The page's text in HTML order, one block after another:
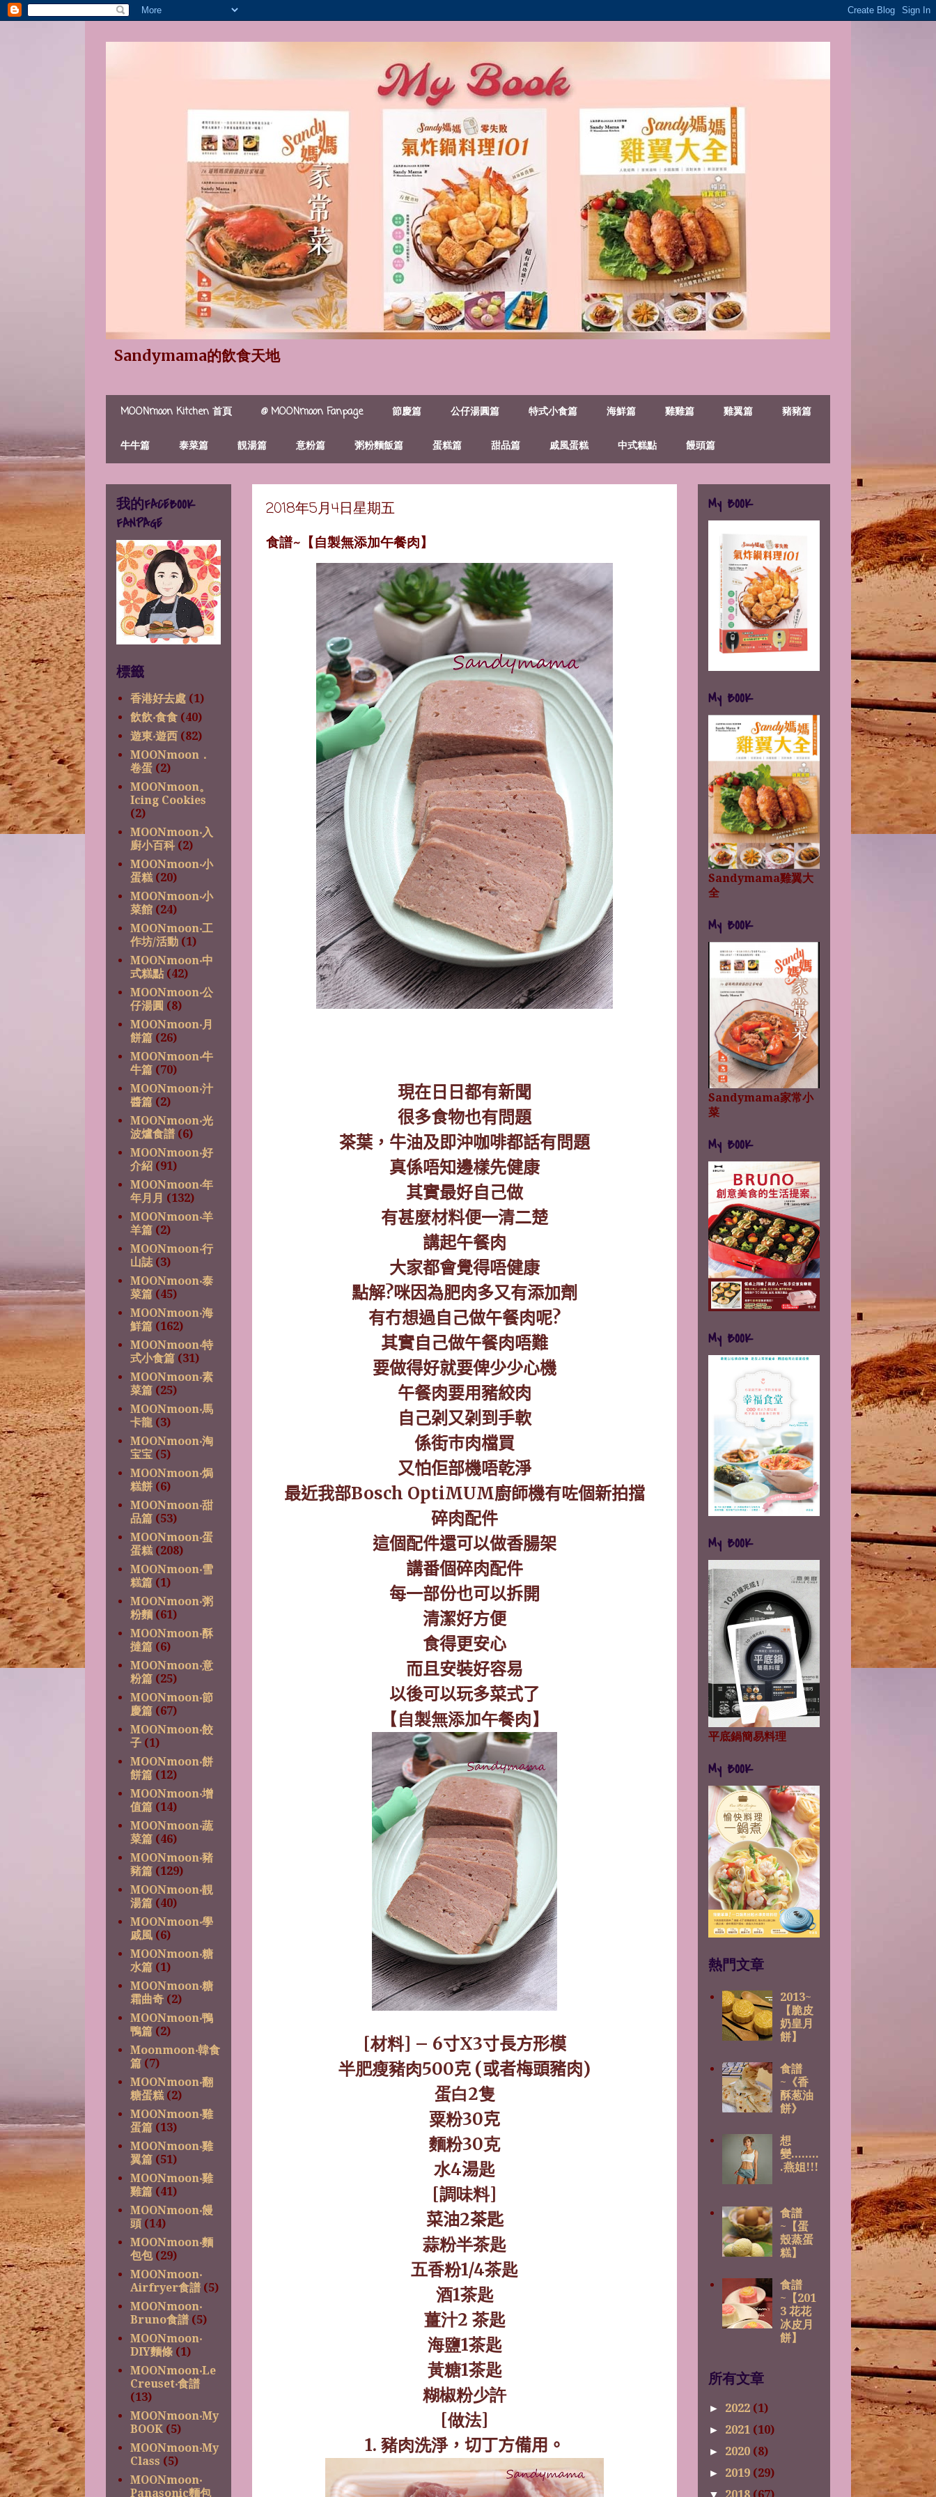
Sandymama的飲食天地
MOONmoon Kitchen 首頁 @ MOONmoon Fanpage 節慶篇 公仔湯圓篇 特式小食篇 海鮮篇 雞雞篇 雞翼篇 豬豬篇
牛牛篇 泰菜篇 靚湯篇 意粉篇 粥粉麵飯篇 蛋糕篇 甜品篇 戚風蛋糕 中式糕點 饅頭篇
2018年5月4日星期五
食譜~【自製無添加午餐肉】
現在日日都有新聞
很多食物也有問題
茶葉，牛油及即沖咖啡都話有問題
真係唔知邊樣先健康
其實最好自己做
有甚麼材料便一清二楚
講起午餐肉
大家都會覺得唔健康
點解?咪因為肥肉多又有添加劑
有冇想過自己做午餐肉呢?
其實自己做午餐肉唔難
要做得好就要俾少少心機
午餐肉要用豬絞肉
自己刴又刴到手軟
係街巿肉檔買
又怕佢部機唔乾淨
最近我部Bosch OptiMUM廚師機有咗個新拍擋
碎肉配件
這個配件還可以做香腸架
講番個碎肉配件
每一部份也可以拆開
清潔好方便
食得更安心
而且安裝好容易
以後可以玩多菜式了
【自製無添加午餐肉】
[材料] – 6寸X3寸長方形模
半肥瘦豬肉500克 (或者梅頭豬肉)
蛋白2隻
粟粉30克
麵粉30克
水4湯匙
[調味料]
菜油2茶匙
蒜粉半茶匙
五香粉1/4茶匙
酒1茶匙
薑汁2 茶匙
海鹽1茶匙
黃糖1茶匙
糊椒粉少許
[做法]
1. 豬肉洗淨，切丁方備用。
我的FACEBOOK
FANPAGE
標籤
香港好去處 (1)
飲飲‧食食 (40)
遊東‧遊西 (82)
MOONmoon．
卷蛋 (2)
MOONmoon。
Icing Cookies
(2)
MOONmoon‧入
廚小百科 (2)
MOONmoon‧小
蛋糕 (20)
MOONmoon‧小
菜館 (24)
MOONmoon‧工
作坊/活動 (1)
MOONmoon‧中
式糕點 (42)
MOONmoon‧公
仔湯圓 (8)
MOONmoon‧月
餅篇 (26)
MOONmoon‧牛
牛篇 (70)
MOONmoon‧汁
醬篇 (2)
MOONmoon‧光
波爐食譜 (6)
MOONmoon‧好
介紹 (91)
MOONmoon‧年
年月月 (132)
MOONmoon‧羊
羊篇 (2)
MOONmoon‧行
山誌 (3)
MOONmoon‧泰
菜篇 (45)
MOONmoon‧海
鮮篇 (162)
MOONmoon‧特
式小食篇 (31)
MOONmoon‧素
菜篇 (25)
MOONmoon‧馬
卡龍 (3)
MOONmoon‧淘
宝宝 (5)
MOONmoon‧焗
糕餅 (6)
MOONmoon‧甜
品篇 (53)
MOONmoon‧蛋
蛋糕 (208)
MOONmoon‧雪
糕篇 (1)
MOONmoon‧粥
粉麵 (61)
MOONmoon‧酥
撻篇 (6)
MOONmoon‧意
粉篇 (25)
MOONmoon‧節
慶篇 (67)
MOONmoon‧餃
子 (1)
MOONmoon‧餅
餅篇 (12)
MOONmoon‧增
值篇 (14)
MOONmoon‧蔬
菜篇 (46)
MOONmoon‧豬
豬篇 (129)
MOONmoon‧靚
湯篇 (40)
MOONmoon‧學
戚風 (6)
MOONmoon‧糖
水篇 (1)
MOONmoon‧糖
霜曲奇 (2)
MOONmoon‧鴨
鴨篇 (2)
Moonmoon‧韓食
篇 (7)
MOONmoon‧翻
糖蛋糕 (2)
MOONmoon‧雞
蛋篇 (13)
MOONmoon‧雞
翼篇 (51)
MOONmoon‧雞
雞篇 (41)
MOONmoon‧饅
頭 (14)
MOONmoon‧麵
包包 (29)
MOONmoon‧
Airfryer食譜 (5)
MOONmoon‧
Bruno食譜 (5)
MOONmoon‧
DIY麵條 (1)
MOONmoon‧Le
Creuset‧食譜
(13)
MOONmoon‧My
BOOK (5)
MOONmoon‧My
Class (5)
MOONmoon‧
Panasonic麵包
My BOOK
My BOOK
Sandymama雞翼大
全
My BOOK
Sandymama家常小
菜
My BOOK
My BOOK
My BOOK
平底鍋簡易料理
My BOOK
熱門文章
2013~
【脆皮
奶皇月
餅】
食譜
~《香
酥葱油
餅》
想
變........
.燕姐!!!
食譜
~【蛋
殼蒸蛋
糕】
食譜
~【201
3 花花
冰皮月
餅】
所有文章
► 2022 (1)
► 2021 (10)
► 2020 (8)
► 2019 (29)